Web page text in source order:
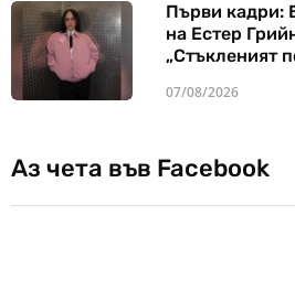
Първи кадри:
на Естер
„Стъкленият
07/08/2026
Аз чета във Facebook